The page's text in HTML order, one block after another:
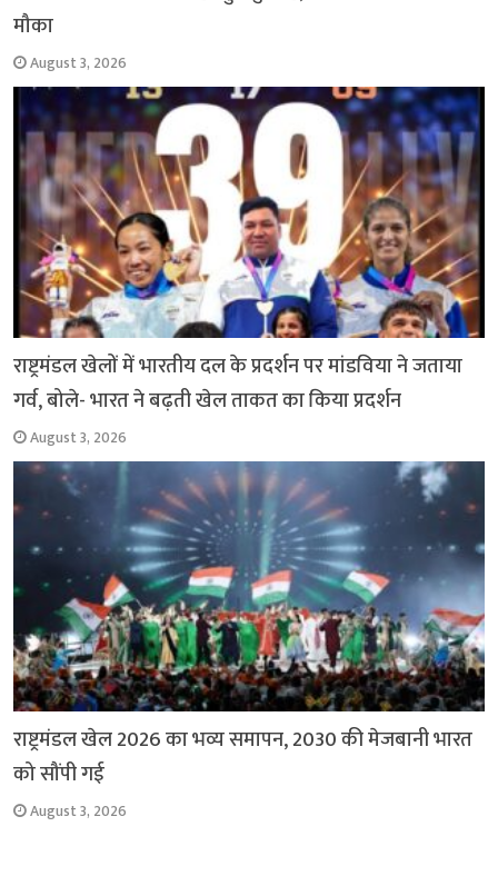
मौका
August 3, 2026
राष्ट्रमंडल खेलों में भारतीय दल के प्रदर्शन पर मांडविया ने जताया
गर्व, बोले- भारत ने बढ़ती खेल ताकत का किया प्रदर्शन
August 3, 2026
राष्ट्रमंडल खेल 2026 का भव्य समापन, 2030 की मेजबानी भारत
को सौंपी गई
August 3, 2026